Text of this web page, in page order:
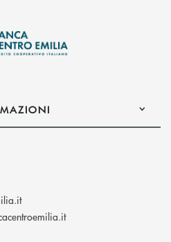
(si apre l’app di posta
(si apre l’app di